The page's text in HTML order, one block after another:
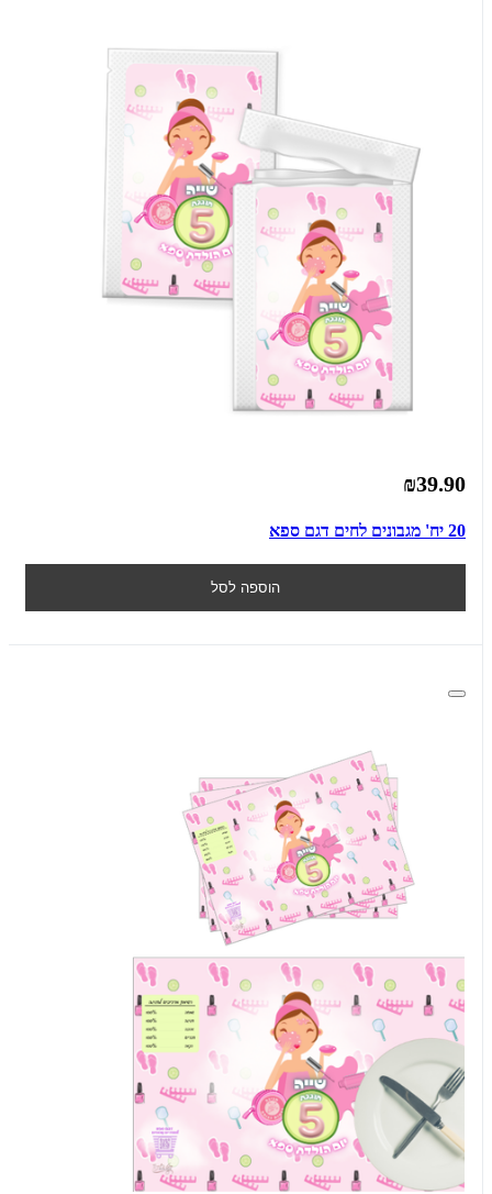
₪39.90
20 יח' מגבונים לחים דגם ספא
הוספה לסל